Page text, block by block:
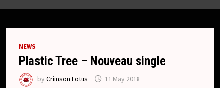
NEWS
Plastic Tree – Nouveau single
byCrimson Lotus 11 May 2018